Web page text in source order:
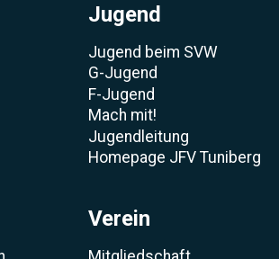
Jugend
Jugend beim SVW
G-Jugend
F-Jugend
Mach mit!
Jugendleitung
Homepage JFV Tuniberg
Verein